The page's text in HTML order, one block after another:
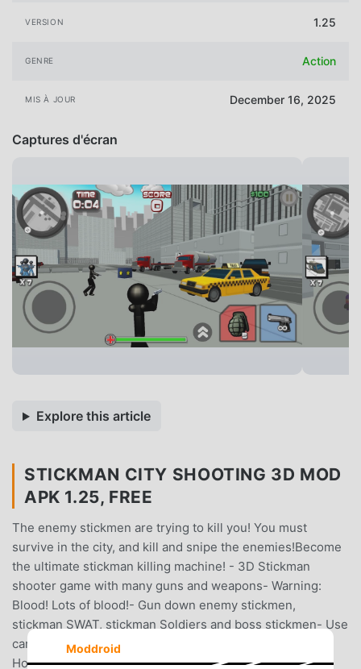
VERSION 1.25
GENRE Action
MIS À JOUR December 16, 2025
Captures d'écran
Explore this article
STICKMAN CITY SHOOTING 3D MOD
APK 1.25, FREE
The enemy stickmen are trying to kill you! You must
survive in the city, and kill and snipe the enemies!Become
the ultimate stickman killing machine! - 3D Stickman
shooter game with many guns and weapons- Warning:
Blood! Lots of blood!- Gun down enemy stickmen,
stickman SWAT, stickman Soldiers and boss stickmen- Use
cars, tanks, turrets- Great game for venting your anger!-
Hours of city shooting fun!- Fully 3D levels
Moddroid